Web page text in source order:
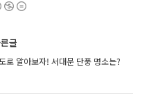
글
로 알아보자! 서대문 단풍 명소는?